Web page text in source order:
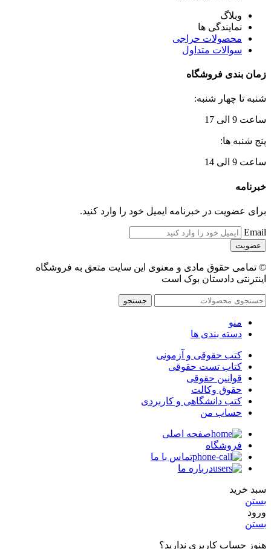
وبلاگ
نمایندگی ها
محصولات حراجی
سوالات متداول
زمان بندی فروشگاه
شنبه تا چهار شنبه:
ساعت 9 الی 17
پنج شنبه ها:
ساعت 9 الی 14
خبرنامه
برای عضویت در خبرنامه ایمیل خود را وارد کنید.
Email
© تمامی حقوق مادی و معنوی این سایت متعق به فروشگاه
اینترنتی دادستان بوک است
جستجو
منو
دسته بندی ها
کتب حقوقی و آزمونی
کتاب تست حقوقی
قوانین حقوقی
حقوق وکالت
کتب دانشگاهی و کاربردی
حساب من
صفحه اصلی
فروشگاه
تماس با ما
درباره ما
سبد خرید
بستن
ورود
بستن
هنوز حساب کاربری ندارید؟